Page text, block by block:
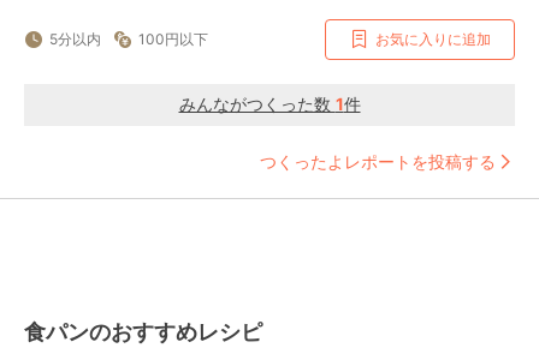
5分以内 100円以下 お気に入りに追加
みんながつくった数 1件
つくったよレポートを投稿する
食パンのおすすめレシピ